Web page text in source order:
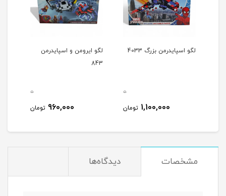
لگو ایرومن و اسپایدرمن
960,000
لگو ماشین عقبکش طرح
1,280,000
مشخصات دیدگاه‌ها